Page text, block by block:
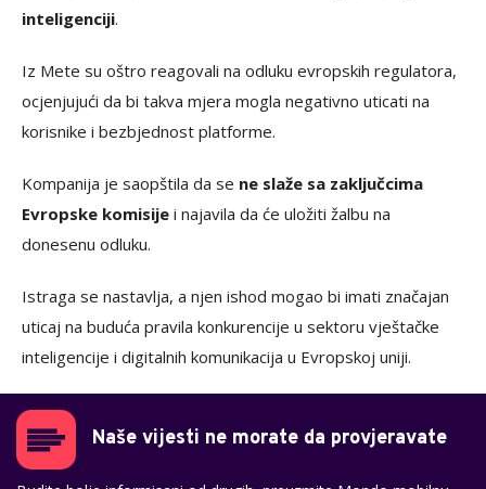
inteligenciji.
Iz Mete su oštro reagovali na odluku evropskih regulatora,
ocjenjujući da bi takva mjera mogla negativno uticati na
korisnike i bezbjednost platforme.
Kompanija je saopštila da se ne slaže sa zaključcima
Evropske komisije i najavila da će uložiti žalbu na
donesenu odluku.
Istraga se nastavlja, a njen ishod mogao bi imati značajan
uticaj na buduća pravila konkurencije u sektoru vještačke
inteligencije i digitalnih komunikacija u Evropskoj uniji.
Naše vijesti ne morate da provjeravate